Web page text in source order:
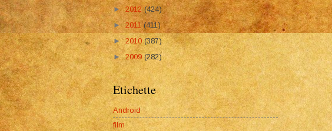
►2012(424)
►2011(411)
► 2010(387)
►2009 (282)
Etichette
Android
film